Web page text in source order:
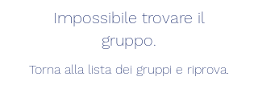
Impossibile trovare il
gruppo.
Torna alla lista dei gruppi e riprova.